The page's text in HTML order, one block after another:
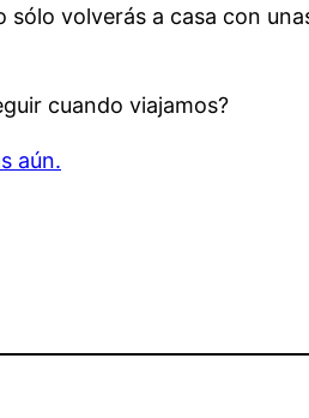
sólo volverás a casa con
cuando viajamos?
aún.